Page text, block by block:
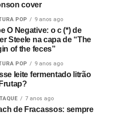
cover
POP 9 anos ago
O Negative: o c (*) de
Steele na capa de “The
of the feces”
POP 9 anos ago
leite fermentado litrão
7 anos ago
de Fracassos: sempre